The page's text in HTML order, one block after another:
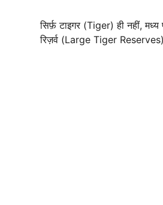
सिर्फ़ टाइगर (Tiger) ही नहीं,
रिज़र्व (Large Tiger